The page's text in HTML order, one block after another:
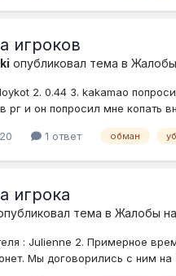
игроков
опубликовал тема в Жалобы
2. 0.44 3. kakamao
рг и он попросил мне копать
1 ответ обман
игрока
тема в Жалобы
: Julienne 2. Примерное
Мы договорились с ним